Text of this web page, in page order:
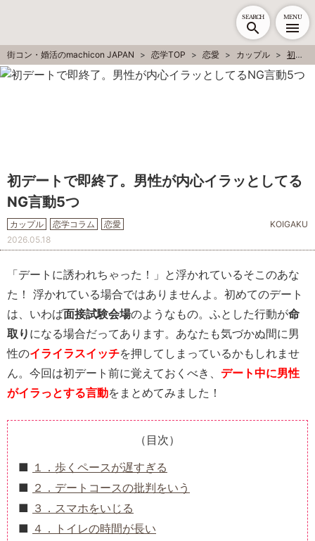
SEARCH MENU
街コン・婚活のmachicon JAPAN 恋学TOP 恋愛 カップル 初デートで即終了。男性が内心イラッとしてるNG言動5つ
初デートで即終了。男性が内心イラッとしてる
NG言動5つ
カップル 恋学コラム 恋愛
KOIGAKU
2026.05.18
「デートに誘われちゃった！」と浮かれているそこのあな
た！ 浮かれている場合ではありませんよ。初めてのデート
は、いわば面接試験会場のようなもの。ふとした行動が命
取り になる場合だってあります。あなたも気づかぬ間に男
性のイライラスイッチを押してしまっているかもしれませ
ん。今回は初デート前に覚えておくべき、 デート中に男性
がイラっとする言動をまとめてみました！
（目次）
１．歩くペースが遅すぎる
２．デートコースの批判をいう
３．スマホをいじる
４．トイレの時間が長い